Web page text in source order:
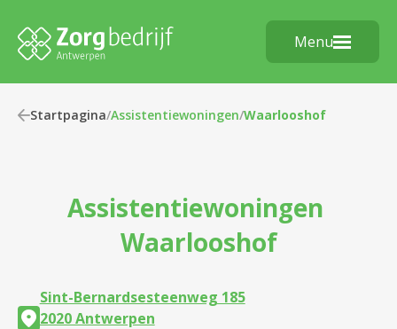
Menu
Startpagina/Assistentiewoningen/Waarlooshof
Assistentiewoningen
Waarlooshof
Sint-Bernardsesteenweg 185
2020 Antwerpen